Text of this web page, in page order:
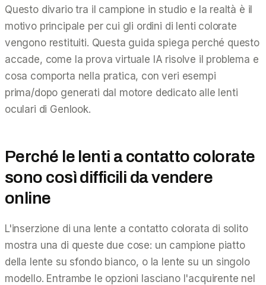
Questo divario tra il campione in studio e la realtà è il
motivo principale per cui gli ordini di lenti colorate
vengono restituiti. Questa guida spiega perché questo
accade, come la prova virtuale IA risolve il problema e
cosa comporta nella pratica, con veri esempi
prima/dopo generati dal motore dedicato alle lenti
oculari di Genlook.
Perché le lenti a contatto colorate
sono così difficili da vendere
online
L'inserzione di una lente a contatto colorata di solito
mostra una di queste due cose: un campione piatto
della lente su sfondo bianco, o la lente su un singolo
modello. Entrambe le opzioni lasciano l'acquirente nel